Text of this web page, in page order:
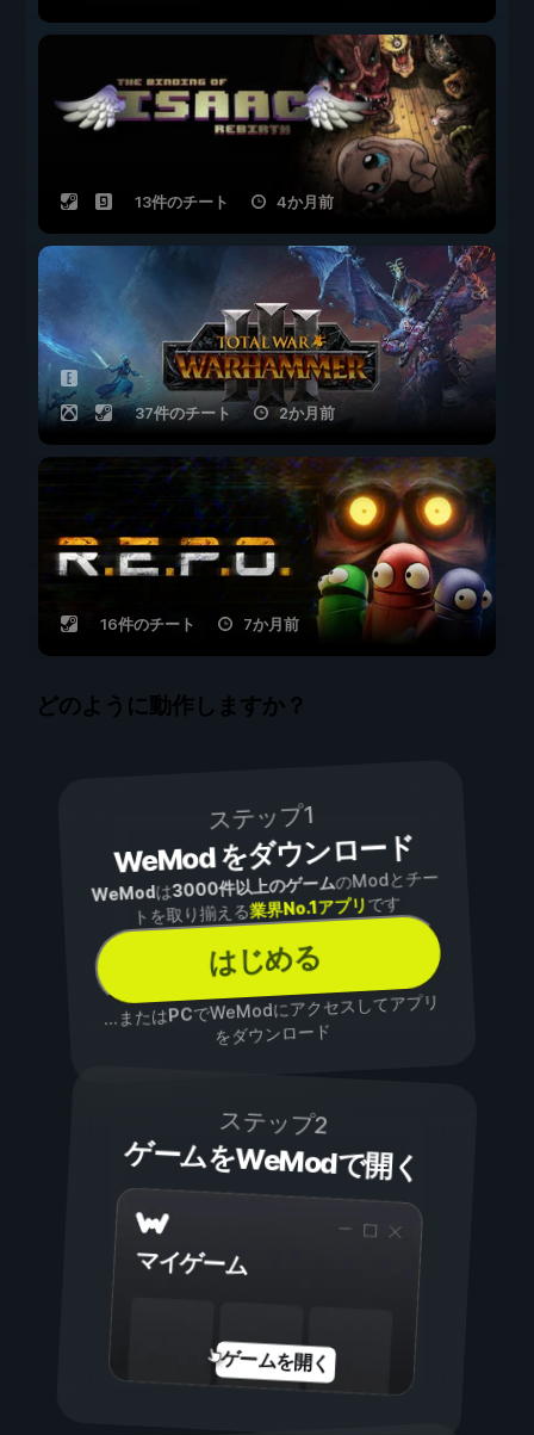
13件のチート 4か月前
37件のチート 2か月前
16件のチート 7か月前
どのように動作しますか？
ステップ1
WeMod をダウンロード
WeModは3000件以上のゲームのModとチー
トを取り揃える業界No.1アプリです
はじめる
...またはPCでWeModにアクセスしてアプリ
をダウンロード
ステップ2
ゲームをWeModで開く
マイゲーム
ゲームを開く